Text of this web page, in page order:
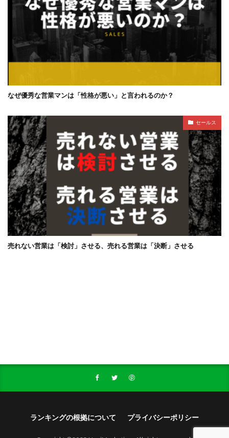
なぜ優秀な営業マンは「性格が悪い」と言われるのか？
セールス
売れない営業は「検討」させる、売れる営業は「決断」させる
ランキングの根拠について プライバシーポリシー